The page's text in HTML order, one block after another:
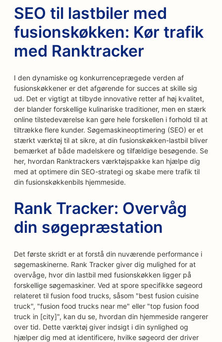
SEO til lastbiler med
fusionskøkken: Kør trafik
med Ranktracker
I den dynamiske og konkurrenceprægede verden af
fusionskøkkener er det afgørende for succes at skille sig
ud. Det er vigtigt at tilbyde innovative retter af høj kvalitet,
der blander forskellige kulinariske traditioner, men en stærk
online tilstedeværelse kan gøre hele forskellen i forhold til at
tiltrække flere kunder. Søgemaskineoptimering (SEO) er et
stærkt værktøj til at sikre, at din fusionskøkken-lastbil bliver
bemærket af både madelskere og tilfældige besøgende. Se
her, hvordan Ranktrackers værktøjspakke kan hjælpe dig
med at optimere din SEO-strategi og skabe mere trafik til
din fusionskøkkenbils hjemmeside.
Rank Tracker: Overvåg
din søgepræstation
Det første skridt er at forstå din nuværende performance i
søgemaskinerne. Rank Tracker giver dig mulighed for at
overvåge, hvor din lastbil med fusionskøkken ligger på
forskellige søgemaskiner. Ved at spore specifikke søgeord
relateret til fusion food trucks, såsom "best fusion cuisine
truck", "fusion food trucks near me" eller "top fusion food
truck in [city]", kan du se, hvordan din hjemmeside rangerer
over tid. Dette værktøj giver indsigt i din synlighed og
hjælper dig med at identificere, hvilke søgeord der driver